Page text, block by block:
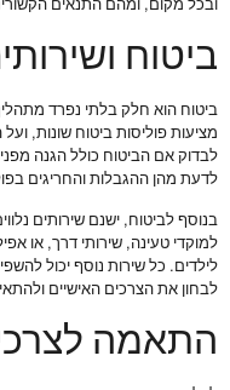
ובכל מקום, ומהם התנאים
ביטוח
ביטוח הוא חלק בלתי נפרד
מציעות פוליסות ביטוח שונות,
לבדוק אם הביטוח כולל הגנה
לדעת מהן ההגבלות והחריגים
בנוסף לביטוח, ישנם שירותים
לילדים. כל שירות נוסף יכול
לבחון את הצרכים האישיים
התאמה